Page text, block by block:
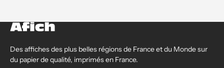
Des affiches des plus belles régions de France et du Monde sur
du papier de qualité, imprimés en France.